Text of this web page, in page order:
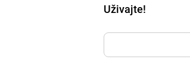
Uživajte!